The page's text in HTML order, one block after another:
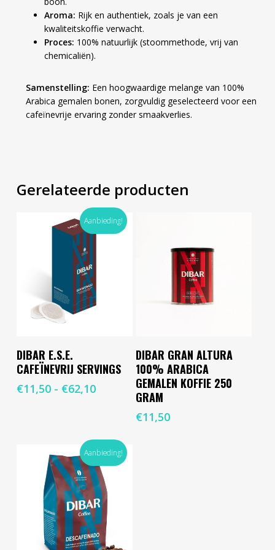
Aroma: Rijk en authentiek, zoals je van een
kwaliteitskoffie verwacht.
Proces: 100% natuurlijk (stoommethode, vrij van
chemicaliën).
Samenstelling: Een hoogwaardige melange van 100%
Arabica gemalen bonen, zorgvuldig geselecteerd voor een
cafeïnevrije ervaring zonder smaakverlies.
Gerelateerde producten
Aanbieding!
Opties Selecteren
product
heeft
meerdere
variaties.
productpagina
DIBAR E.S.E.
CAFEÏNEVRIJ SERVINGS
€11,50 - €62,10Prijsklasse:
Toevoegen Aan
Winkelwagen
DIBAR GRAN ALTURA
100% ARABICA
GEMALEN KOFFIE 250
GRAM
€11,50
Aanbieding!